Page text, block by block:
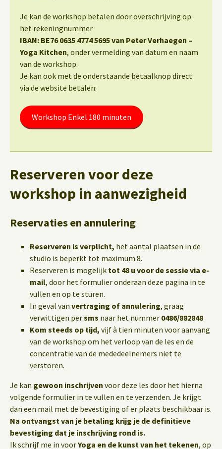
Je kan de workshop betalen door overschrijving op
het rekeningnummer
IBAN: BE76 0635 4774 5695 van Peter Verhaegen –
Yoga Kitchen, onder vermelding van datum en naam
van de workshop.
Je kan ook met de onderstaande betaalknop direct
via de website betalen:
Workshop Enkel 180 minuten
Reserveren voor deze
workshop in aanwezigheid
Reservaties en annulering
Reserveren is verplicht, het aantal plaatsen in de
studio is beperkt tot maximum 8.
Reserveren is mogelijk tot 48 u voor de sessie via e-
mail, door het formulier onderaan deze pagina in te
vullen en op te sturen.
In geval van vertraging of annulering, graag
verwittigen persms naar het nummer 0486/882848
Kom steeds op tijd, vijf à tien minuten voor aanvang
van de workshop om het verloop van de les en de
concentratie van de mededeelnemers niet te
verstoren.
Je kan gewoon inschrijven voor deze les door het hierna
volgende formulier in te vullen en te verzenden. Je krijgt
dan een mail met de bevestiging of er plaats beschikbaar is.
Na ontvangst van je betaling krijg je de definitieve
bevestiging dat je inschrijving rond is.
Ik schrijf me in voorYoga en de kunst van het tekenen, op